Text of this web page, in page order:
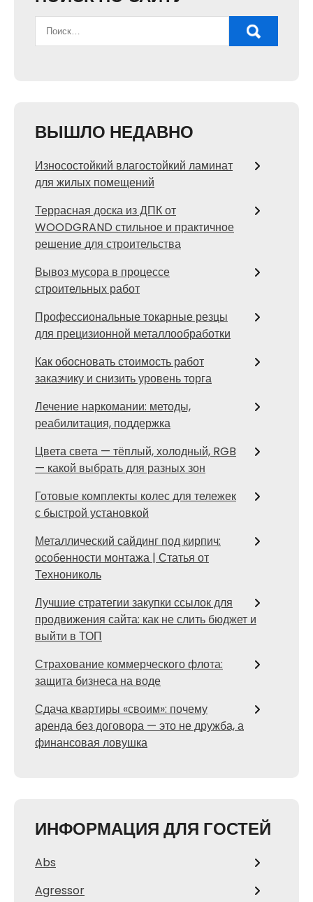
ВЫШЛО НЕДАВНО
Износостойкий влагостойкий ламинат
для жилых помещений
Террасная доска из ДПК от
WOODGRAND стильное и практичное
решение для строительства
Вывоз мусора в процессе
строительных работ
Профессиональные токарные резцы
для прецизионной металлообработки
Как обосновать стоимость работ
заказчику и снизить уровень торга
Лечение наркомании: методы,
реабилитация, поддержка
Цвета света — тёплый, холодный, RGB
— какой выбрать для разных зон
Готовые комплекты колес для тележек
с быстрой установкой
Металлический сайдинг под кирпич:
особенности монтажа | Статья от
Технониколь
Лучшие стратегии закупки ссылок для
продвижения сайта: как не слить бюджет и
выйти в ТОП
Страхование коммерческого флота:
защита бизнеса на воде
Сдача квартиры «своим»: почему
аренда без договора — это не дружба, а
финансовая ловушка
ИНФОРМАЦИЯ ДЛЯ ГОСТЕЙ
Abs
Agressor